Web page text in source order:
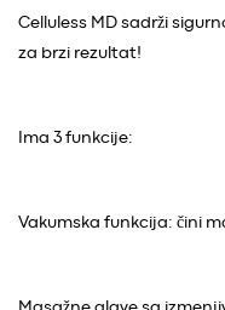
Celluless MD sadrži
za brzi rezultat!
Ima 3 funkcije:
Vakumska funkcija: čini